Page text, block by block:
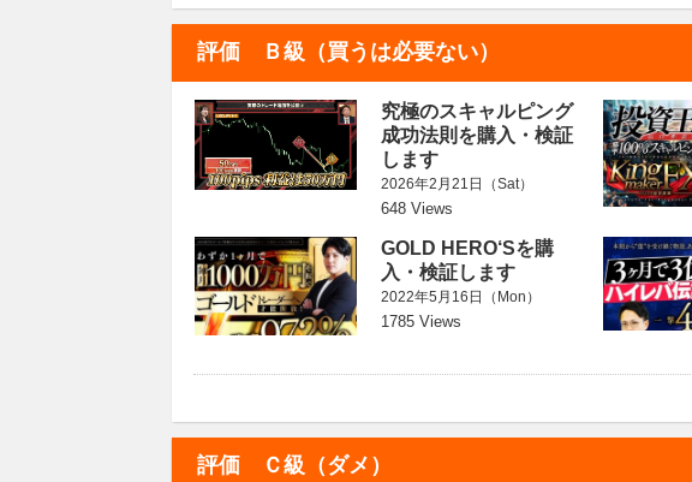
評価 Ｂ級（買うは必要ない）
究極のスキャルピング
成功法則を購入・検証
します
2026年2月21日（Sat）
648 Views
GOLD HERO‘Sを購
入・検証します
2022年5月16日（Mon）
1785 Views
評価 Ｃ級（ダメ）